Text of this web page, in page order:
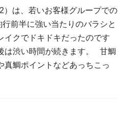
）は、若いお客様グループでの
前半に強い当たりのバラシと
イクでドキドキだったのです
は渋い時間が続きます。 甘鯛
真鯛ポイントなどあっちこっ